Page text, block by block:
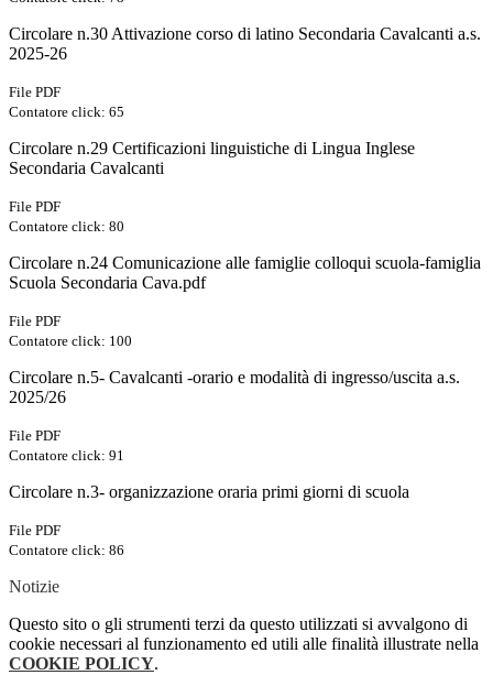
Circolare n.30 Attivazione corso di latino Secondaria Cavalcanti a.s.
2025-26
File PDF
Contatore click: 65
Circolare n.29 Certificazioni linguistiche di Lingua Inglese
Secondaria Cavalcanti
File PDF
Contatore click: 80
Circolare n.24 Comunicazione alle famiglie colloqui scuola-famiglia
Scuola Secondaria Cava.pdf
File PDF
Contatore click: 100
Circolare n.5- Cavalcanti -orario e modalità di ingresso/uscita a.s.
2025/26
File PDF
Contatore click: 91
Circolare n.3- organizzazione oraria primi giorni di scuola
File PDF
Contatore click: 86
Notizie
Questo sito o gli strumenti terzi da questo utilizzati si avvalgono di
cookie necessari al funzionamento ed utili alle finalità illustrate nella
COOKIE POLICY.